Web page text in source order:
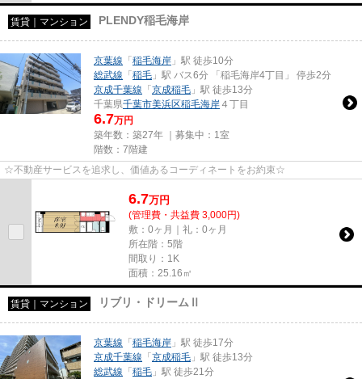
賃貸｜マンション PLENDY稲毛海岸
京葉線 「稲毛海岸 」駅 徒歩10分
総武線 「稲毛 」駅 バス6分 「稲毛海岸4丁目」 停歩2分
京成千葉線 「京成稲毛 」駅 徒歩13分
千葉県千葉市美浜区稲毛海岸 ４丁目
6.7万円
築年数：築27年 ｜募集中： 1室
階数：7階建
☆不動産サービスを追求し、価値あるコーディネートをお約束☆
6.7万円
(管理費・共益費 3,000円)
敷：0ヶ月｜礼：0ヶ月
所在階：5階
間取り：1K
面積：25.16㎡
賃貸｜マンション リブリ・ドリームⅡ
京葉線 「稲毛海岸 」駅 徒歩17分
京成千葉線 「京成稲毛 」駅 徒歩13分
総武線 「稲毛 」駅 徒歩21分